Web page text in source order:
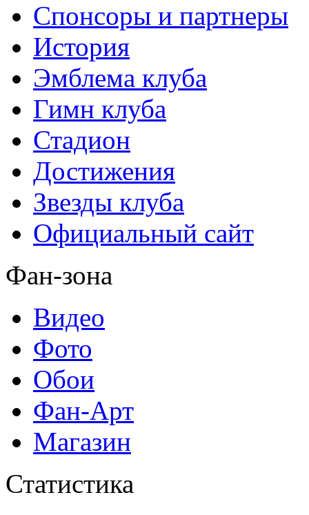
Спонсоры и партнеры
История
Эмблема клуба
Гимн клуба
Стадион
Достижения
Звезды клуба
Официальный сайт
Фан-зона
Видео
Фото
Обои
Фан-Арт
Магазин
Статистика